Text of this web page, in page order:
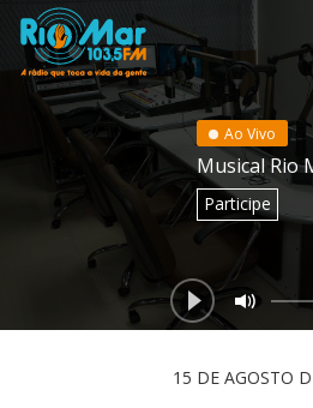
Ao Vivo
Musical Rio
Participe
15 DE AGOSTO